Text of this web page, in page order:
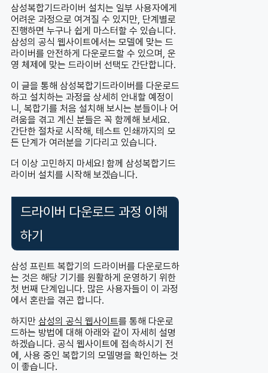
삼성복합기드라이버 설치는 일부 사용자에게
어려운 과정으로 여겨질 수 있지만, 단계별로
진행하면 누구나 쉽게 마스터할 수 있습니다.
삼성의 공식 웹사이트에서는 모델에 맞는 드
라이버를 안전하게 다운로드할 수 있으며, 운
영 체제에 맞는 드라이버 선택도 간단합니다.
이 글을 통해 삼성복합기드라이버를 다운로드
하고 설치하는 과정을 상세히 안내할 예정이
니, 복합기를 처음 설치해 보시는 분들이나 어
려움을 겪고 계신 분들은 꼭 함께해 보세요.
간단한 절차로 시작해, 테스트 인쇄까지의 모
든 단계가 여러분을 기다리고 있습니다.
더 이상 고민하지 마세요! 함께 삼성복합기드
라이버 설치를 시작해 보겠습니다.
드라이버 다운로드 과정 이해
하기
삼성 프린트 복합기의 드라이버를 다운로드하
는 것은 해당 기기를 원활하게 운영하기 위한
첫 번째 단계입니다. 많은 사용자들이 이 과정
에서 혼란을 겪곤 합니다.
하지만 삼성의 공식 웹사이트를 통해 다운로
드하는 방법에 대해 아래와 같이 자세히 설명
하겠습니다. 공식 웹사이트에 접속하시기 전
에, 사용 중인 복합기의 모델명을 확인하는 것
이 좋습니다.